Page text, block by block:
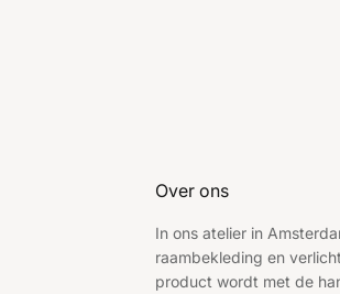
Over ons
In ons atelier in
raambekleding en
product wordt met de